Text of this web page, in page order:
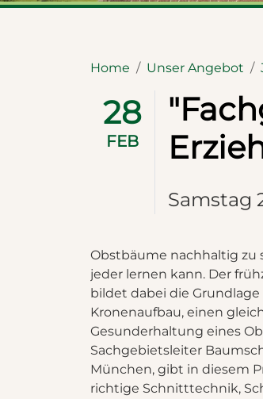
Home Unser Angebot
28
FEB
Samstag
Obstbäume nachhaltig zu
jeder lernen kann. Der
bildet dabei die
Kronenaufbau, einen
Gesunderhaltung eines
Sachgebietsleiter
München, gibt in diesem
richtige Schnitttechnik,